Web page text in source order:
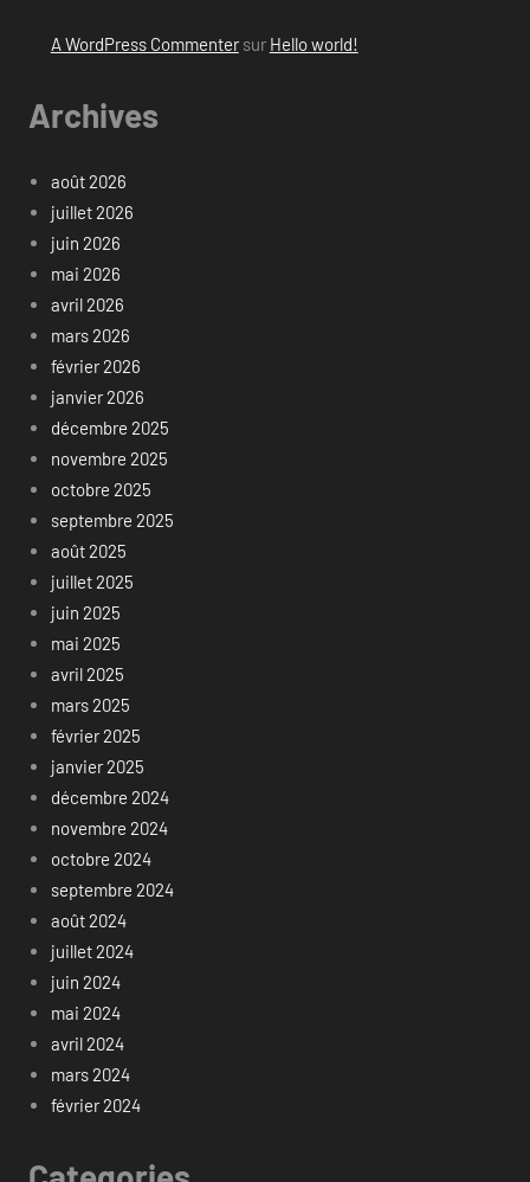
A WordPress Commentersur Hello world!
Archives
août 2026
juillet 2026
juin 2026
mai 2026
avril 2026
mars 2026
février 2026
janvier 2026
décembre 2025
novembre 2025
octobre 2025
septembre 2025
août 2025
juillet 2025
juin 2025
mai 2025
avril 2025
mars 2025
février 2025
janvier 2025
décembre 2024
novembre 2024
octobre 2024
septembre 2024
août 2024
juillet 2024
juin 2024
mai 2024
avril 2024
mars 2024
février 2024